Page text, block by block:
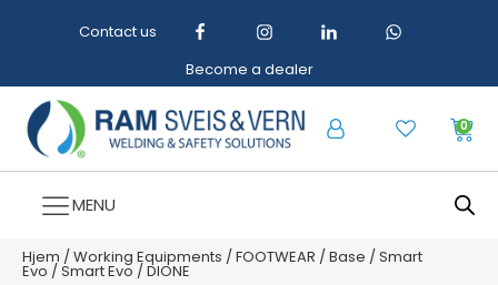
Contact us
Become a dealer
0
MENU
Hjem /Working Equipments /FOOTWEAR /Base /Smart
Evo /Smart Evo / DIONE